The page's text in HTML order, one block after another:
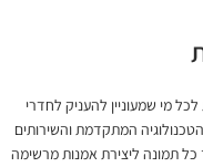
מי שמעוניין להעניק לחדרי
המתקדמת והשירותים
כל תמונה ליצירת אמנות מרשימה